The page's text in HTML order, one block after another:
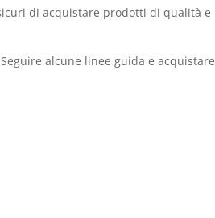
di acquistare prodotti di qualità e
alcune linee guida e acquistare